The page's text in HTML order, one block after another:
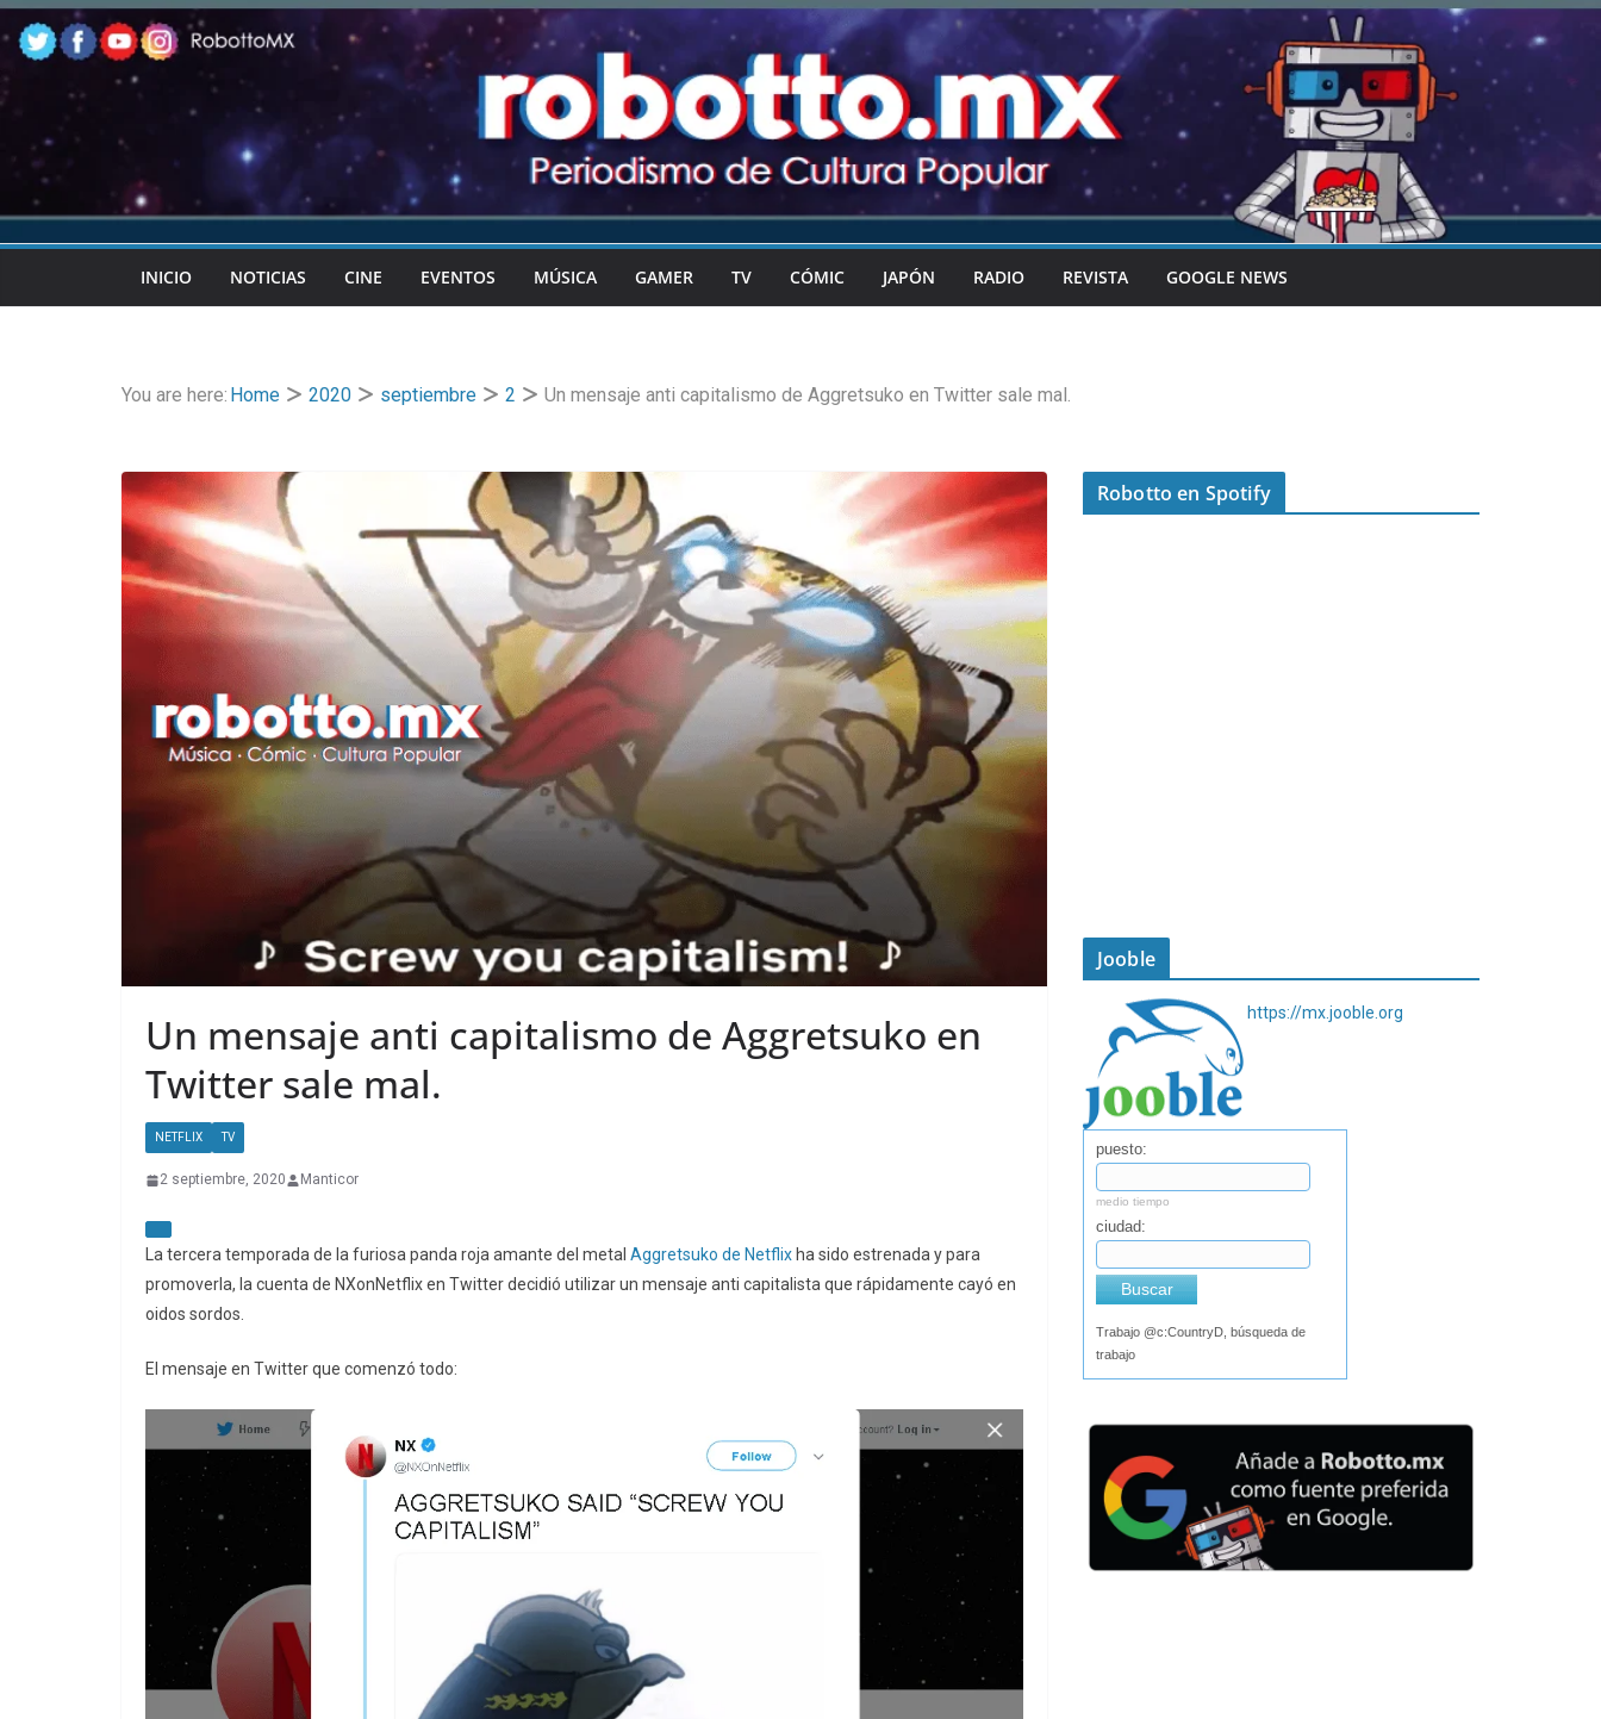
Skip
to
content
INICIO NOTICIAS CINE EVENTOS MÚSICA GAMER TV CÓMIC JAPÓN RADIO REVISTA GOOGLE NEWS
You are here: Home 2020 septiembre 2 Un mensaje anti capitalismo de Aggretsuko en Twitter sale mal.
Un mensaje anti capitalismo de Aggretsuko en
Twitter sale mal.
NETFLIX TV
2 septiembre, 2020 Manticor
La tercera temporada de la furiosa panda roja amante del metal Aggretsuko de Netflix ha sido estrenada y para
promoverla, la cuenta de NXonNetflix en Twitter decidió utilizar un mensaje anti capitalista que rápidamente cayó en
oidos sordos.
El mensaje en Twitter que comenzó todo:
Robotto en Spotify
Jooble
https://mx.jooble.org
puesto:
medio tiempo
ciudad:
Buscar
Trabajo @c:CountryD, búsqueda de
trabajo